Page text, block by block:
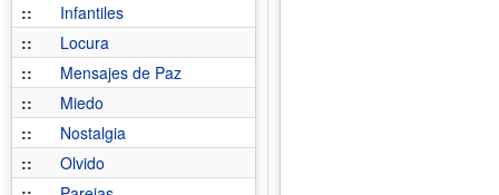
::
Infantiles
::
Locura
::
Mensajes de Paz
::
Miedo
::
Nostalgia
::
Olvido